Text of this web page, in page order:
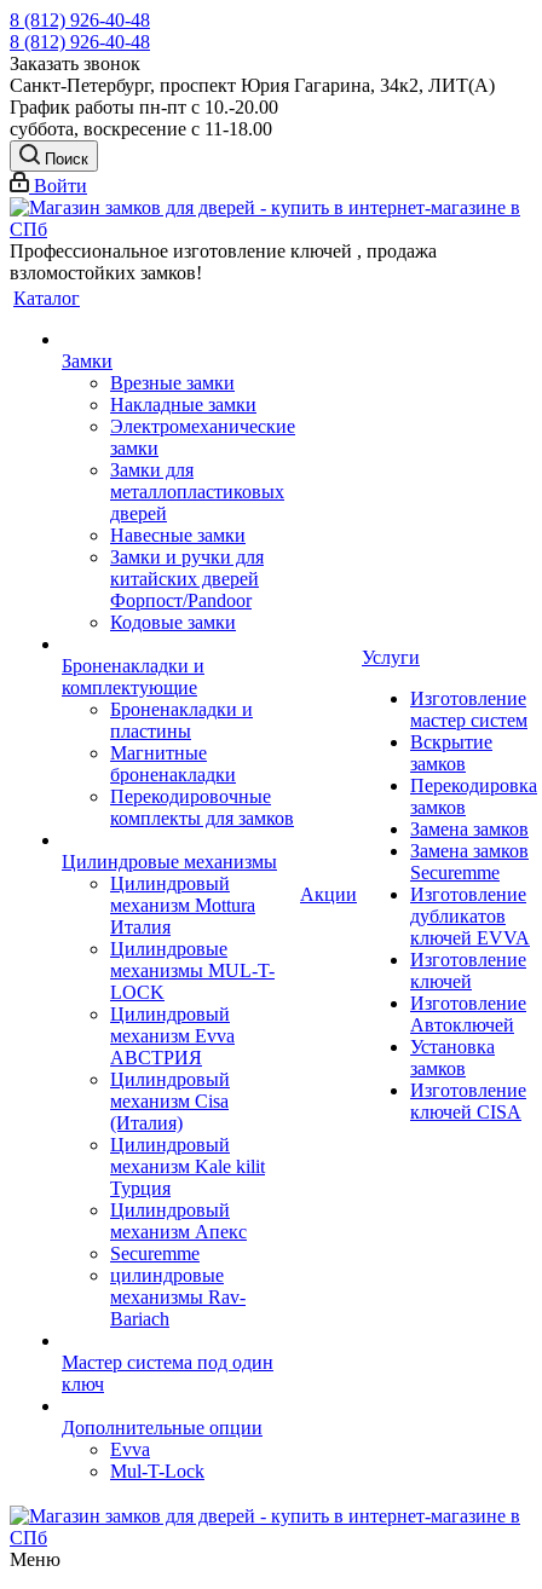
8 (812) 926-40-48
8 (812) 926-40-48
Заказать звонок
Санкт-Петербург, проспект Юрия Гагарина, 34к2, ЛИТ(А)
График работы пн-пт с 10.-20.00
суббота, воскресение с 11-18.00
Поиск
Войти
Профессиональное изготовление ключей , продажа
взломостойких замков!
Каталог
Замки
Врезные замки
Накладные замки
Электромеханические
замки
Замки для
металлопластиковых
дверей
Навесные замки
Замки и ручки для
китайских дверей
Форпост/Раndoor
Кодовые замки
Броненакладки и
комплектующие
Броненакладки и
пластины
Магнитные
броненакладки
Перекодировочные
комплекты для замков
Цилиндровые механизмы
Цилиндровый
механизм Mottura
Италия
Цилиндровые
механизмы MUL-T-
LOCK
Цилиндровый
механизм Evva
АВСТРИЯ
Цилиндровый
механизм Cisa
(Италия)
Цилиндровый
механизм Kale kilit
Турция
Цилиндровый
механизм Апекс
Securemme
цилиндровые
механизмы Rav-
Bariach
Мастер система под один
ключ
Дополнительные опции
Evva
Mul-T-Lock
Акции
Услуги
Изготовление
мастер систем
Вскрытие
замков
Перекодировка
замков
Замена замков
Замена замков
Securemme
Изготовление
дубликатов
ключей EVVA
Изготовление
ключей
Изготовление
Автоключей
Установка
замков
Изготовление
ключей CISA
Меню